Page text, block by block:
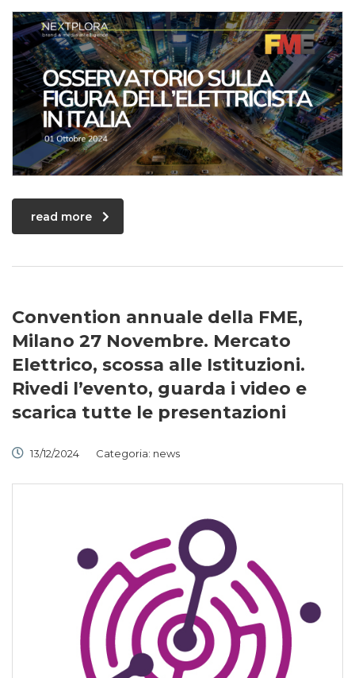
read more
Convention annuale della FME,
Milano 27 Novembre. Mercato
Elettrico, scossa alle Istituzioni.
Rivedi l’evento, guarda i video e
scarica tutte le presentazioni
13/12/2024 Categoria: news